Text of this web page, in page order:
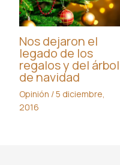
Nos dejaron el
legado de los
regalos y del árbol
de navidad
Opinión /5 diciembre,
2016